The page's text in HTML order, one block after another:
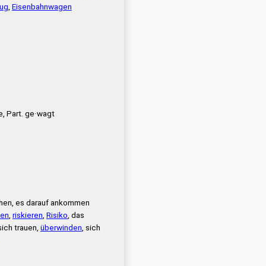
Eisenbahnwagen
Part. ge·wagt
es darauf ankommen
riskieren Risiko , das
sich trauen, überwinden , sich